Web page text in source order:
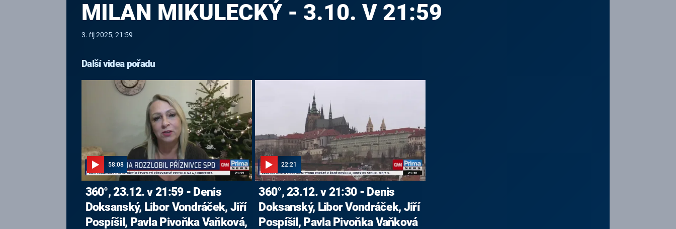
MILAN MIKULECKÝ - 3.10. V 21:59
3. říj 2025, 21:59
Další videa pořadu
58:08
360°, 23.12. v 21:59 - Denis
Doksanský, Libor Vondráček, Jiří
Pospíšil, Pavla Pivoňka Vaňková,
22:21
360°, 23.12. v 21:30 - Denis
Doksanský, Libor Vondráček, Jiří
Pospíšil, Pavla Pivoňka Vaňková